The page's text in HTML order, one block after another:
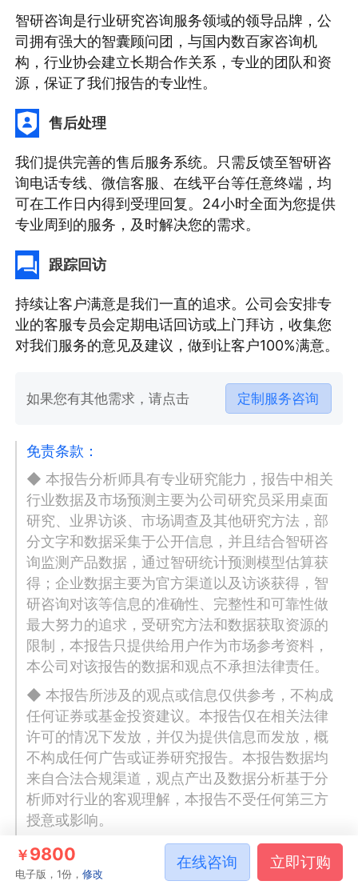
智研咨询是行业研究咨询服务领域的领导品牌，公
司拥有强大的智囊顾问团，与国内数百家咨询机
构，行业协会建立长期合作关系，专业的团队和资
源，保证了我们报告的专业性。
售后处理
我们提供完善的售后服务系统。只需反馈至智研咨
询电话专线、微信客服、在线平台等任意终端，均
可在工作日内得到受理回复。24小时全面为您提供
专业周到的服务，及时解决您的需求。
跟踪回访
持续让客户满意是我们一直的追求。公司会安排专
业的客服专员会定期电话回访或上门拜访，收集您
对我们服务的意见及建议，做到让客户100%满意。
如果您有其他需求，请点击 定制服务咨询
免责条款：
◆ 本报告分析师具有专业研究能力，报告中相关
行业数据及市场预测主要为公司研究员采用桌面
研究、业界访谈、市场调查及其他研究方法，部
分文字和数据采集于公开信息，并且结合智研咨
询监测产品数据，通过智研统计预测模型估算获
得；企业数据主要为官方渠道以及访谈获得，智
研咨询对该等信息的准确性、完整性和可靠性做
最大努力的追求，受研究方法和数据获取资源的
限制，本报告只提供给用户作为市场参考资料，
本公司对该报告的数据和观点不承担法律责任。
◆ 本报告所涉及的观点或信息仅供参考，不构成
任何证券或基金投资建议。本报告仅在相关法律
许可的情况下发放，并仅为提供信息而发放，概
不构成任何广告或证券研究报告。本报告数据均
来自合法合规渠道，观点产出及数据分析基于分
析师对行业的客观理解，本报告不受任何第三方
授意或影响。
◆ 本报告所载的资料、意见及推测仅反映智研咨
询于发布本报告当日的判断，过往报告中的描述
￥9800
电子版，1份，修改
在线咨询 立即订购